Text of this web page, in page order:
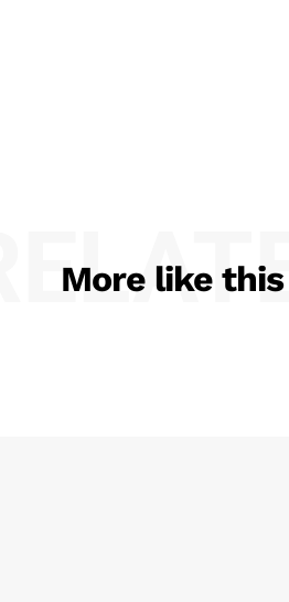
More like this